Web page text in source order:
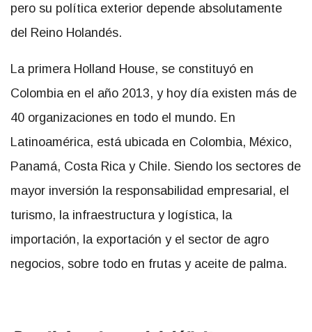
pero su política exterior depende absolutamente
del Reino Holandés.
La primera Holland House, se constituyó en
Colombia en el año 2013, y hoy día existen más de
40 organizaciones en todo el mundo. En
Latinoamérica, está ubicada en Colombia, México,
Panamá, Costa Rica y Chile. Siendo los sectores de
mayor inversión la responsabilidad empresarial, el
turismo, la infraestructura y logística, la
importación, la exportación y el sector de agro
negocios, sobre todo en frutas y aceite de palma.